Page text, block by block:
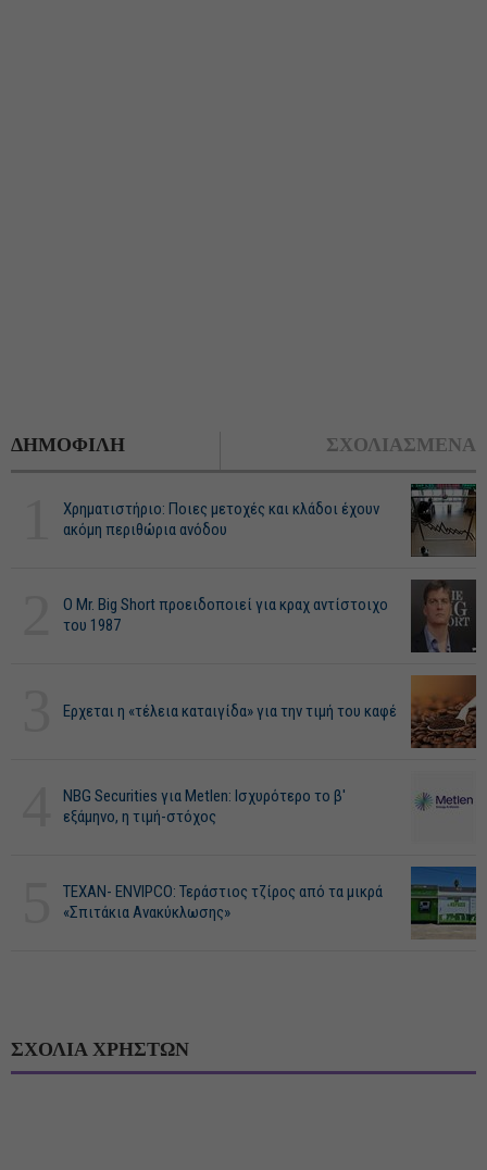
ΔΗΜΟΦΙΛΗ ΣΧΟΛΙΑΣΜΕΝΑ
Χρηματιστήριο: Ποιες μετοχές και κλάδοι έχουν
ακόμη περιθώρια ανόδου
O Mr. Big Short προειδοποιεί για κραχ αντίστοιχο
του 1987
Ερχεται η «τέλεια καταιγίδα» για την τιμή του καφέ
NBG Securities για Metlen: Ισχυρότερο το β'
εξάμηνο, η τιμή-στόχος
ΤΕΧΑΝ- ENVIPCO: Τεράστιος τζίρος από τα μικρά
«Σπιτάκια Ανακύκλωσης»
ΣΧΟΛΙΑ ΧΡΗΣΤΩΝ